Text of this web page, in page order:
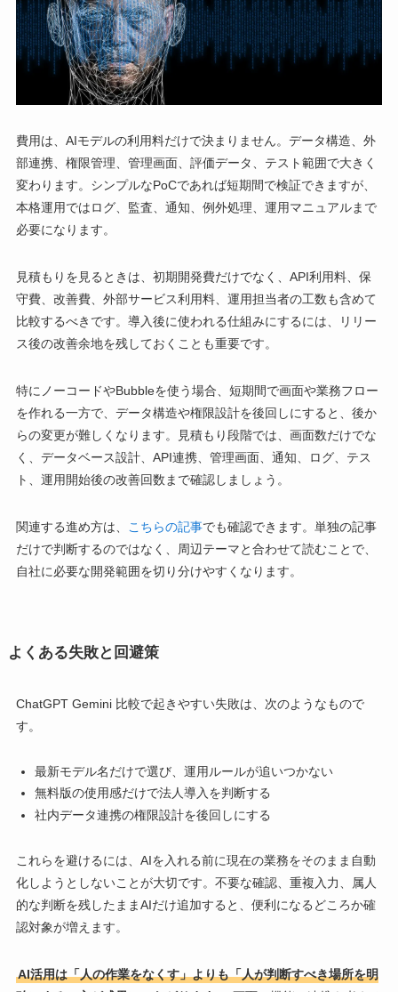
費用は、AIモデルの利用料だけで決まりません。データ構造、外
部連携、権限管理、管理画面、評価データ、テスト範囲で大きく
変わります。シンプルなPoCであれば短期間で検証できますが、
本格運用ではログ、監査、通知、例外処理、運用マニュアルまで
必要になります。
見積もりを見るときは、初期開発費だけでなく、API利用料、保
守費、改善費、外部サービス利用料、運用担当者の工数も含めて
比較するべきです。導入後に使われる仕組みにするには、リリー
ス後の改善余地を残しておくことも重要です。
特にノーコードやBubbleを使う場合、短期間で画面や業務フロー
を作れる一方で、データ構造や権限設計を後回しにすると、後か
らの変更が難しくなります。見積もり段階では、画面数だけでな
く、データベース設計、API連携、管理画面、通知、ログ、テス
ト、運用開始後の改善回数まで確認しましょう。
関連する進め方は、 こちらの記事でも確認できます。単独の記事
だけで判断するのではなく、周辺テーマと合わせて読むことで、
自社に必要な開発範囲を切り分けやすくなります。
よくある失敗と回避策
ChatGPT Gemini 比較で起きやすい失敗は、次のようなもので
す。
最新モデル名だけで選び、運用ルールが追いつかない
無料版の使用感だけで法人導入を判断する
社内データ連携の権限設計を後回しにする
これらを避けるには、AIを入れる前に現在の業務をそのまま自動
化しようとしないことが大切です。不要な確認、重複入力、属人
的な判断を残したままAIだけ追加すると、便利になるどころか確
認対象が増えます。
AI活用は「人の作業をなくす」よりも「人が判断すべき場所を明